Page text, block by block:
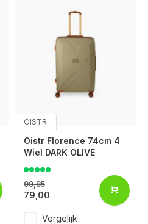
OISTR
Oistr Florence 74cm 4
Wiel DARK OLIVE
99,95
79,00
Vergelijk